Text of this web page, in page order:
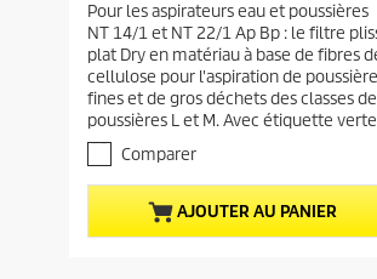
a
c
t
u
e
d
u
p
0
s
u
r
5
é
o
i
l
e
Pour les aspirateurs eau et poussières
NT 14/1 et NT 22/1 Ap Bp : le filtre
plat Dry en matériau à base de fibres
cellulose pour l'aspiration de
fines et de gros déchets des classes de
poussières L et M. Avec étiquette
Comparer
AJOUTER AU PANIER